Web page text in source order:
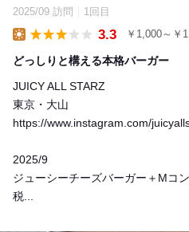
2025/09 訪問 1回目
3.3 ￥1,000～￥
どっしりと構える本格バーガー
JUICY ALL STARZ
東京・大山
https://www.instagram.com/
2025/9
ジューシーチーズバーガー＋Mコ
税...